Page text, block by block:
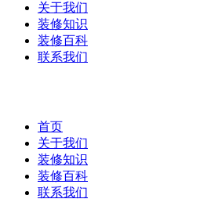
关于我们
装修知识
装修百科
联系我们
首页
关于我们
装修知识
装修百科
联系我们